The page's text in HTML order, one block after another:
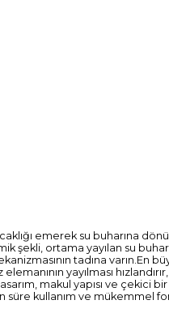
emerek su buharına
şekli, ortama yayılan su
tadına varın.En
yayılması
makul yapısı ve çekici
süre kullanım ve mükemmel